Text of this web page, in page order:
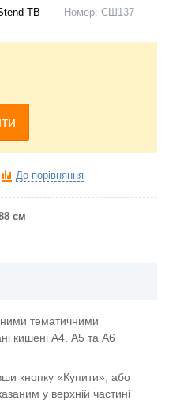
TB Номер: СШ137
До порівняння
см
тематичними
кишені А4, А5 та А6
кнопку «Купити», або
у верхній частині